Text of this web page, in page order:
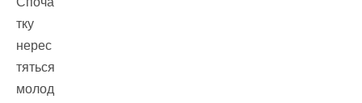
тку
нерес
тяться
молод